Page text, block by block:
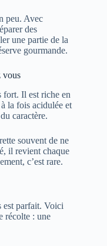
peu. Avec
des
une partie de la
gourmande.
vous
fort. Il est riche en
la fois acidulée et
caractère.
souvent de ne
il revient chaque
c’est rare.
est parfait. Voici
récolte : une